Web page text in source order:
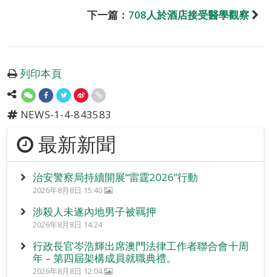
下一篇： 708人於酒店接受醫學觀察
列印本頁
NEWS-1-4-843583
最新新聞
治安警察局持續開展“雷霆2026”行動
2026年8月8日 15:40
涉殺人未遂內地男子被羈押
2026年8月8日 14:24
行政長官岑浩輝出席澳門法律工作者聯合會十周
年 – 第四屆架構成員就職典禮。
2026年8月8日 12:04